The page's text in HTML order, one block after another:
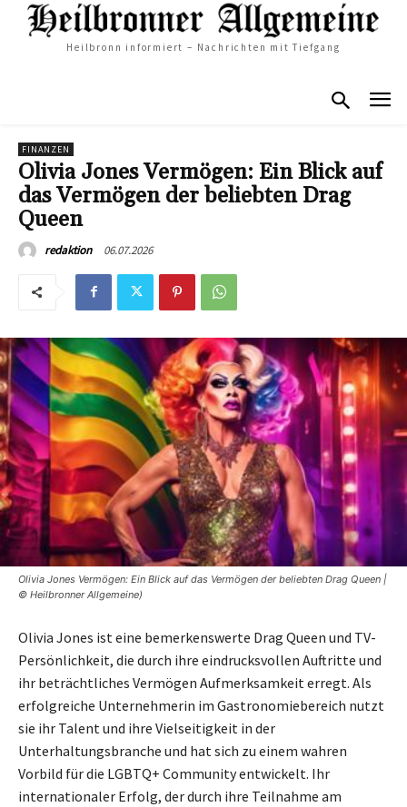
Heilbronn informiert – Nachrichten mit Tiefgang
FINANZEN
Olivia Jones Vermögen: Ein Blick auf
das Vermögen der beliebten Drag
Queen
redaktion 06.07.2026
Olivia Jones Vermögen: Ein Blick auf das Vermögen der beliebten Drag Queen |
© Heilbronner Allgemeine)
Olivia Jones ist eine bemerkenswerte Drag Queen und TV-
Persönlichkeit, die durch ihre eindrucksvollen Auftritte und
ihr beträchtliches Vermögen Aufmerksamkeit erregt. Als
erfolgreiche Unternehmerin im Gastronomiebereich nutzt
sie ihr Talent und ihre Vielseitigkeit in der
Unterhaltungsbranche und hat sich zu einem wahren
Vorbild für die LGBTQ+ Community entwickelt. Ihr
internationaler Erfolg, der durch ihre Teilnahme am